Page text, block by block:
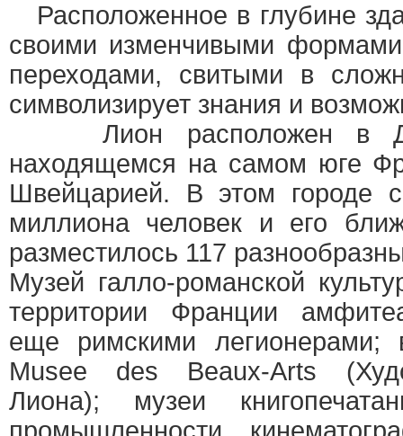
Расположенное в глубине
своими изменчивыми
переходами, свитыми в
символизирует знания и
Лион расположен в
находящемся на самом юге
Швейцарией. В этом городе
миллиона человек и его
разместилось 117
Музей галло-романской
территории Франции
еще римскими легионерами;
Musee des Beaux-Arts
Лиона); музеи